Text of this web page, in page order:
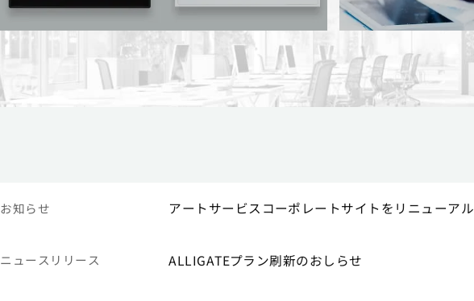
お知らせ アートサービスコーポレートサイトをリニューアル
ニュースリリース ALLIGATEプラン刷新のおしらせ